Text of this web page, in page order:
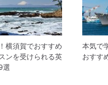
横須賀でおすすめ
ンを受けられる英
選
本気で
おすす